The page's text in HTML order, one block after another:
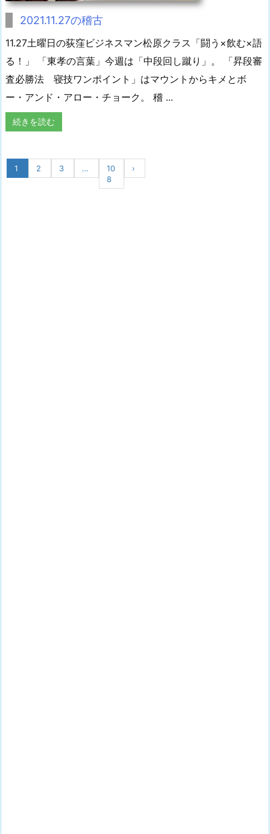
2021.11.27の稽古
11.27土曜日の荻窪ビジネスマン松原クラス「闘う×飲む×語
る！」 「東孝の言葉」今週は「中段回し蹴り」。 「昇段審
査必勝法 寝技ワンポイント」はマウントからキメとボ
ー・アンド・アロー・チョーク。 稽 ...
続きを読む
1 2 3 …
10
8
›